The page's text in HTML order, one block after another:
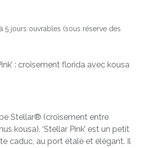
5 jours ouvrables (sous réserve des
: croisement florida avec kousa
Stellar® (croisement entre
kousa), ‘Stellar Pink’ est un petit
caduc, au port étalé et élégant. Il